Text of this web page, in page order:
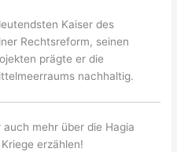
Kaiser des
Rechtsreform, seinen
prägte er die
nachhaltig.
mehr über die Hagia
erzählen!